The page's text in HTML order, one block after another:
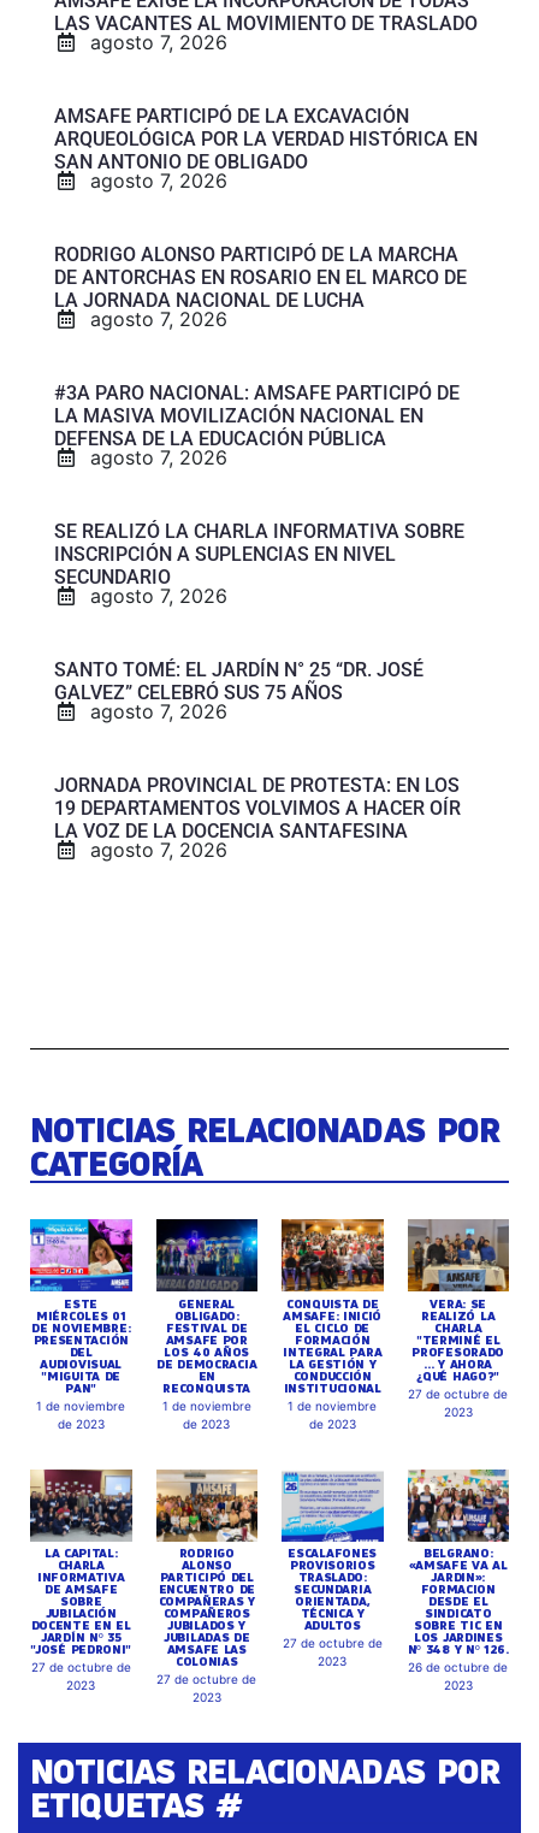
LAS VACANTES AL MOVIMIENTO DE TRASLADO
agosto 7, 2026
AMSAFE PARTICIPÓ DE LA EXCAVACIÓN
ARQUEOLÓGICA POR LA VERDAD HISTÓRICA EN
SAN ANTONIO DE OBLIGADO
agosto 7, 2026
RODRIGO ALONSO PARTICIPÓ DE LA MARCHA
DE ANTORCHAS EN ROSARIO EN EL MARCO DE
LA JORNADA NACIONAL DE LUCHA
agosto 7, 2026
#3A PARO NACIONAL: AMSAFE PARTICIPÓ DE
LA MASIVA MOVILIZACIÓN NACIONAL EN
DEFENSA DE LA EDUCACIÓN PÚBLICA
agosto 7, 2026
SE REALIZÓ LA CHARLA INFORMATIVA SOBRE
INSCRIPCIÓN A SUPLENCIAS EN NIVEL
SECUNDARIO
agosto 7, 2026
SANTO TOMÉ: EL JARDÍN N° 25 “DR. JOSÉ
GALVEZ” CELEBRÓ SUS 75 AÑOS
agosto 7, 2026
JORNADA PROVINCIAL DE PROTESTA: EN LOS
19 DEPARTAMENTOS VOLVIMOS A HACER OÍR
LA VOZ DE LA DOCENCIA SANTAFESINA
agosto 7, 2026
NOTICIAS RELACIONADAS POR
CATEGORÍA
ESTE
MIÉRCOLES 01
DE NOVIEMBRE:
PRESENTACIÓN
DEL
AUDIOVISUAL
"MIGUITA DE
PAN"
1 de noviembre
de 2023
GENERAL
OBLIGADO:
FESTIVAL DE
AMSAFE POR
LOS 40 AÑOS
DE DEMOCRACIA
EN
RECONQUISTA
1 de noviembre
de 2023
CONQUISTA DE
AMSAFE: INICIÓ
EL CICLO DE
FORMACIÓN
INTEGRAL PARA
LA GESTIÓN Y
CONDUCCIÓN
INSTITUCIONAL
1 de noviembre
de 2023
VERA: SE
REALIZÓ LA
CHARLA
"TERMINÉ EL
PROFESORADO
... Y AHORA
¿QUÉ HAGO?"
27 de octubre de
2023
LA CAPITAL:
CHARLA
INFORMATIVA
DE AMSAFE
SOBRE
JUBILACIÓN
DOCENTE EN EL
JARDÍN Nº 35
"JOSÉ PEDRONI"
27 de octubre de
2023
RODRIGO
ALONSO
PARTICIPÓ DEL
ENCUENTRO DE
COMPAÑERAS Y
COMPAÑEROS
JUBILADOS Y
JUBILADAS DE
AMSAFE LAS
COLONIAS
27 de octubre de
2023
ESCALAFONES
PROVISORIOS
TRASLADO:
SECUNDARIA
ORIENTADA,
TÉCNICA Y
ADULTOS
27 de octubre de
2023
BELGRANO:
«AMSAFE VA AL
JARDIN»:
FORMACION
DESDE EL
SINDICATO
SOBRE TIC EN
LOS JARDINES
Nº 348 Y Nº 126.
26 de octubre de
2023
NOTICIAS RELACIONADAS POR
ETIQUETAS #